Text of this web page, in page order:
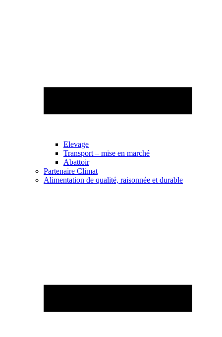
Elevage
Transport – mise en marché
Abattoir
Partenaire Climat
Alimentation de qualité, raisonnée et durable